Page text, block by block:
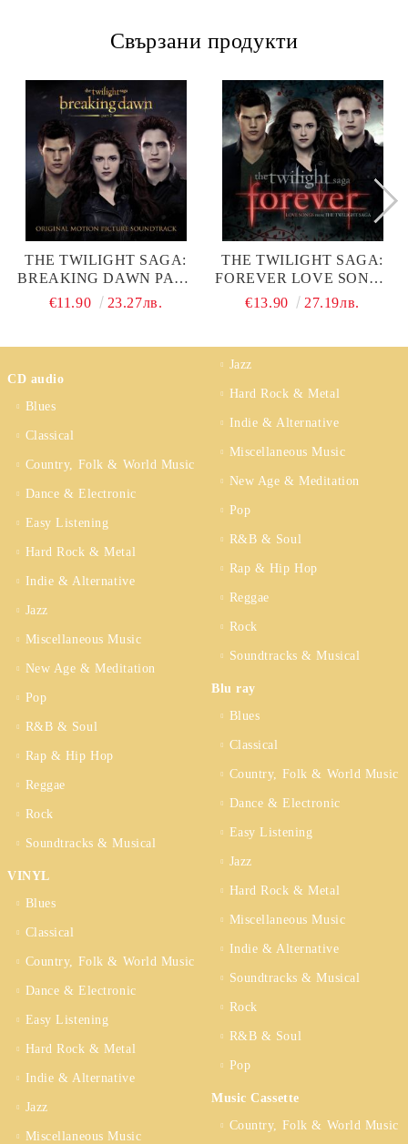
Свързани продукти
THE TWILIGHT SAGA:
BREAKING DAWN PART
2 (ORIGINAL MOTION
VARIOUS ARTISTS (CD)
€11.90 23.27лв.
THE TWILIGHT SAGA:
FOREVER LOVE SONGS
FROM THE TWILIGHT
€13.90 27.19лв.
CD audio
Blues
Classical
Country, Folk & World Music
Dance & Electronic
Easy Listening
Hard Rock & Metal
Indie & Alternative
Jazz
Miscellaneous Music
New Age & Meditation
Pop
R&B & Soul
Rap & Hip Hop
Reggae
Rock
Soundtracks & Musical
VINYL
Blues
Classical
Country, Folk & World Music
Dance & Electronic
Easy Listening
Hard Rock & Metal
Indie & Alternative
Jazz
Miscellaneous Music
Jazz
Hard Rock & Metal
Indie & Alternative
Miscellaneous Music
New Age & Meditation
Pop
R&B & Soul
Rap & Hip Hop
Reggae
Rock
Soundtracks & Musical
Blu ray
Blues
Classical
Country, Folk & World Music
Dance & Electronic
Easy Listening
Jazz
Hard Rock & Metal
Miscellaneous Music
Indie & Alternative
Soundtracks & Musical
Rock
R&B & Soul
Pop
Music Cassette
Country, Folk & World Music